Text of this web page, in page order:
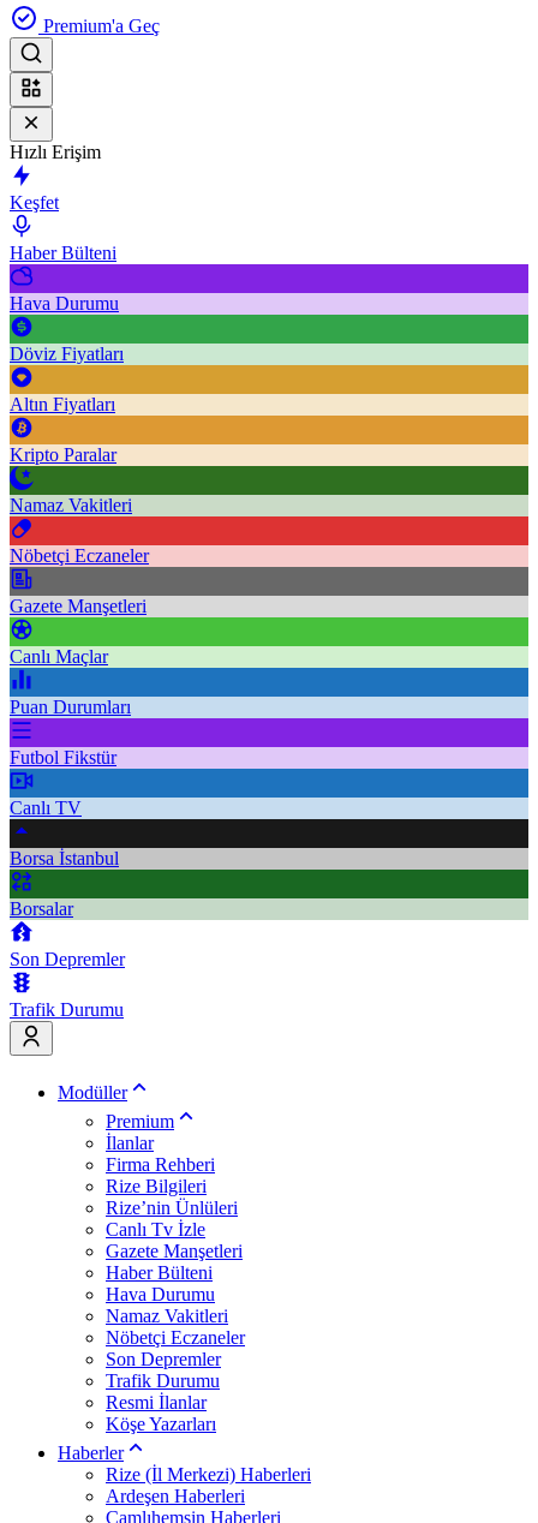
Premium'a Geç
Hızlı Erişim
Keşfet
Haber Bülteni
Hava Durumu
Döviz Fiyatları
Altın Fiyatları
Kripto Paralar
Namaz Vakitleri
Nöbetçi Eczaneler
Gazete Manşetleri
Canlı Maçlar
Puan Durumları
Futbol Fikstür
Canlı TV
Borsa İstanbul
Borsalar
Son Depremler
Trafik Durumu
Modüller
Premium
İlanlar
Firma Rehberi
Rize Bilgileri
Rize’nin Ünlüleri
Canlı Tv İzle
Gazete Manşetleri
Haber Bülteni
Hava Durumu
Namaz Vakitleri
Nöbetçi Eczaneler
Son Depremler
Trafik Durumu
Resmi İlanlar
Köşe Yazarları
Haberler
Rize (İl Merkezi) Haberleri
Ardeşen Haberleri
Çamlıhemşin Haberleri